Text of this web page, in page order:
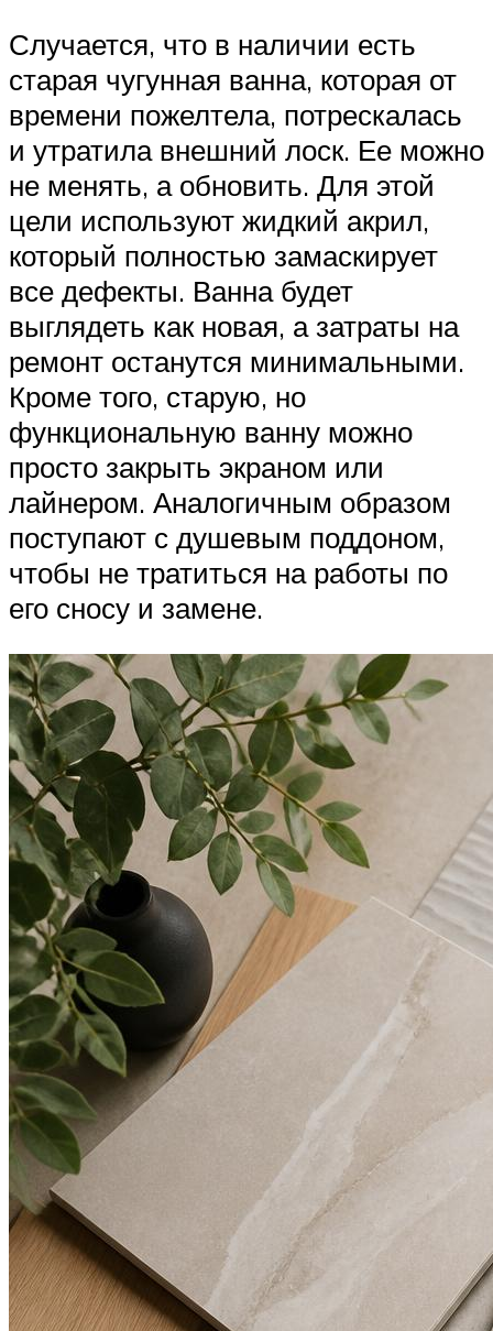
Случается, что в наличии есть
старая чугунная ванна, которая от
времени пожелтела, потрескалась
и утратила внешний лоск. Ее можно
не менять, а обновить. Для этой
цели используют жидкий акрил,
который полностью замаскирует
все дефекты. Ванна будет
выглядеть как новая, а затраты на
ремонт останутся минимальными.
Кроме того, старую, но
функциональную ванну можно
просто закрыть экраном или
лайнером. Аналогичным образом
поступают с душевым поддоном,
чтобы не тратиться на работы по
его сносу и замене.